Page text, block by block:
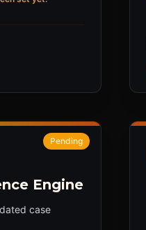
Pending
Engine
case